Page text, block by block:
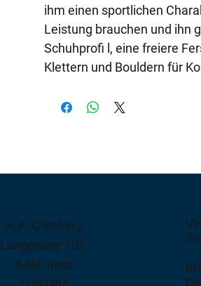
ihm einen sportlichen
Leistung brauchen und ihn
Schuhprofi l, eine freiere
Klettern und Bouldern für
A.K. Climbing
Langgasse 106
6460 Imst